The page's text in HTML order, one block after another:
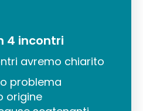
4 incontri
avremo chiarito
problema
origine